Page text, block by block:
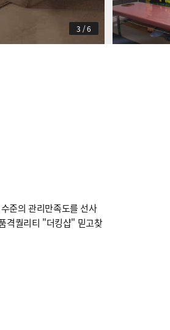
3 /6
준의 관리만족도를 선사
격퀄리티 "더킹샵" 믿고찾